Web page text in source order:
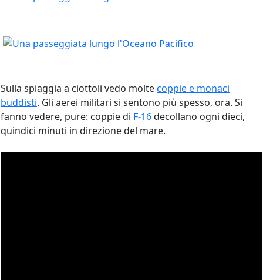
Sulla spiaggia a ciottoli vedo moltecoppie e monaci
buddisti. Gli aerei militari si sentono più spesso, ora. Si
fanno vedere, pure: coppie di F-16decollano ogni dieci,
quindici minuti in direzione del mare.